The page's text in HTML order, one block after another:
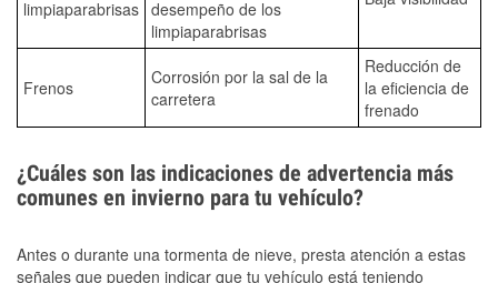
limpiaparabrisas desempeño de los
limpiaparabrisas
Frenos
Corrosión por la sal de la
carretera
Reducción de
la eficiencia de
frenado
¿Cuáles son las indicaciones de advertencia más
comunes en invierno para tu vehículo?
Antes o durante una tormenta de nieve, presta atención a estas
señales que pueden indicar que tu vehículo está teniendo